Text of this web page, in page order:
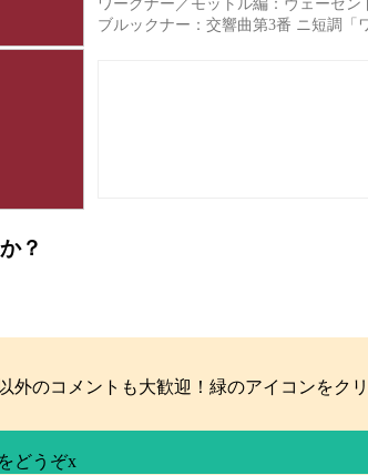
ワーグナー／モットル編：ヴェーゼン
ブルックナー：交響曲第3番 ニ短調
？
外のコメントも大歓迎！緑のアイコンをク
どうぞx